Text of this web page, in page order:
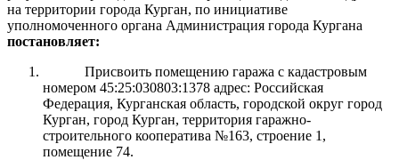
на территории города Курган, по инициативе
уполномоченного органа Администрация города Кургана
постановляет:
Присвоить помещению гаража с кадастровым
номером 45:25:030803:1378 адрес: Российская
Федерация, Курганская область, городской округ город
Курган, город Курган, территория гаражно-
строительного кооператива №163, строение 1,
помещение 74.